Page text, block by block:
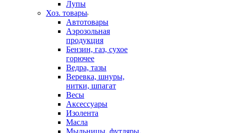
Лупы
Хоз. товары
Автотовары
Аэрозольная
продукция
Бензин, газ, сухое
горючее
Ведра, тазы
Веревка, шнуры,
нитки, шпагат
Весы
Аксессуары
Изолента
Масла
Мыльницы, футляры,